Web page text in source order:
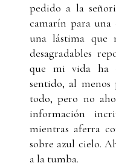
pedido a la
camarín para una
una lástima que
desagradables
que mi vida ha
sentido, al
todo, pero no
información
mientras aferra
sobre azul cielo.
a la tumba.